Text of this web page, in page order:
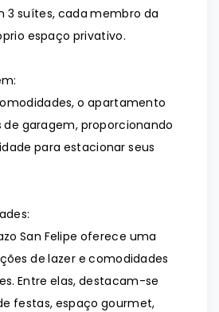
3 suítes, cada membro da
espaço privativo.
o apartamento
garagem, proporcionando
para estacionar seus
San Felipe oferece uma
de lazer e comodidades
Entre elas, destacam-se
festas, espaço gourmet,